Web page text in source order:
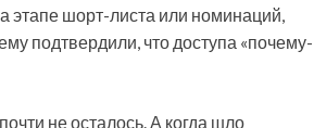
этапе шорт-листа или номинаций,
подтвердили, что доступа «почему-
не осталось. А когда шло